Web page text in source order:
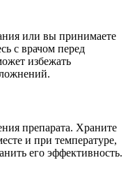
или вы принимаете
с врачом перед
избежать
препарата. Храните
и при температуре,
его эффективность.